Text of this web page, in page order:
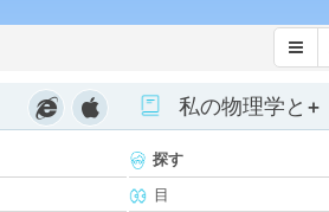
私の物理学と+
探す
目